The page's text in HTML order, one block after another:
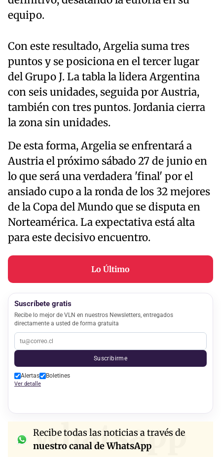
equipo.
Con este resultado, Argelia suma tres
puntos y se posiciona en el tercer lugar
del Grupo J. La tabla la lidera Argentina
con seis unidades, seguida por Austria,
también con tres puntos. Jordania cierra
la zona sin unidades.
De esta forma, Argelia se enfrentará a
Austria el próximo sábado 27 de junio en
lo que será una verdadera 'final' por el
ansiado cupo a la ronda de los 32 mejores
de la Copa del Mundo que se disputa en
Norteamérica. La expectativa está alta
para este decisivo encuentro.
Lo Último
Suscríbete gratis
Recibe lo mejor de VLN en nuestros Newsletters, entregados
directamente a usted de forma gratuita
Suscribirme
Alertas Boletines
Ver detalle
whatsapp
Recibe todas las noticias a través de
nuestro canal de WhatsApp